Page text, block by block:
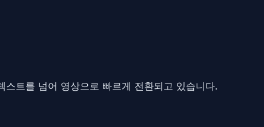
트를 넘어 영상으로 빠르게 전환되고 있습니다.